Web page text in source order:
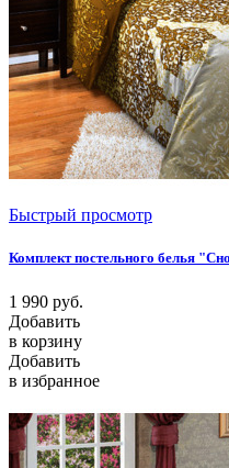
Быстрый просмотр
Комплект постельного белья
1 990 руб.
Добавить
в корзину
Добавить
в избранное